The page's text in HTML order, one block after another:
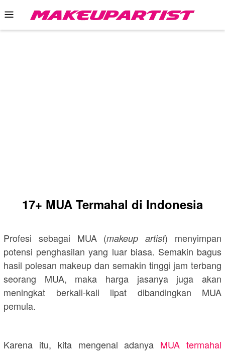
to
content
Mobile
Menu
17+ MUA Termahal di Indonesia
Profesi sebagai MUA (makeup artist) menyimpan
potensi penghasilan yang luar biasa. Semakin bagus
hasil polesan makeup dan semakin tinggi jam terbang
seorang MUA, maka harga jasanya juga akan
meningkat berkali-kali lipat dibandingkan MUA
pemula.
Karena itu, kita mengenal adanya MUA termahal